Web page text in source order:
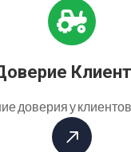
доверия у